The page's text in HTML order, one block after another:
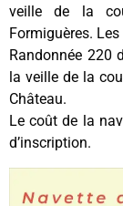
veille de la
Formiguères.
Randonnée 220
la veille de la
Château.
Le coût de la
d’inscription.